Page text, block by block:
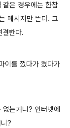
은 경우에는 한참
메시지만 뜬다. 그
결한다.
이를 껐다가 켰다가
없는거니? 인터넷에
?